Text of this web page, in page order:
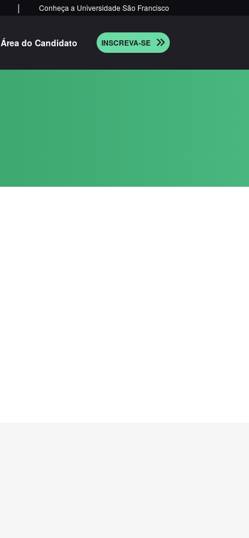
| Conheça a Universidade São Francisco
Área do Candidato INSCREVA-SE